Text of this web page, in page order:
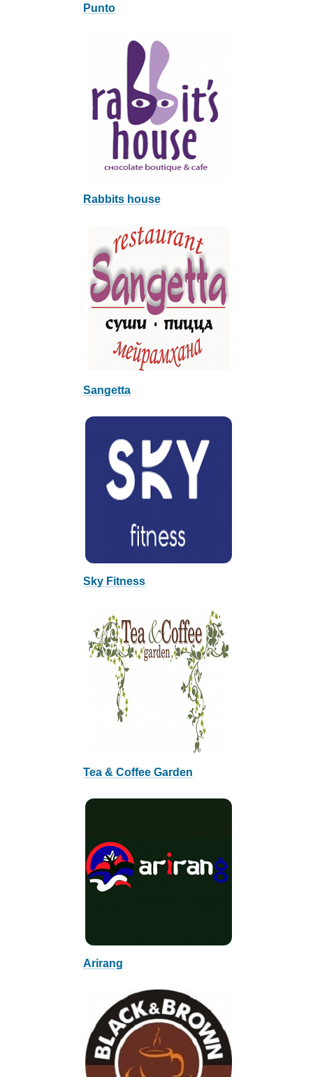
Punto
Rabbits house
Sangetta
Sky Fitness
Tea & Coffee Garden
Arirang